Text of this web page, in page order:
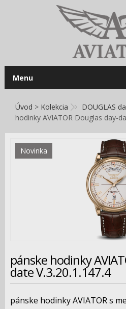
Úvod > Kolekcia DOUGLAS
hodinky AVIATOR Douglas day-
Novinka
pánske hodinky
date V.3.20.1.147.4
pánske hodinky AVIATOR s
Menu